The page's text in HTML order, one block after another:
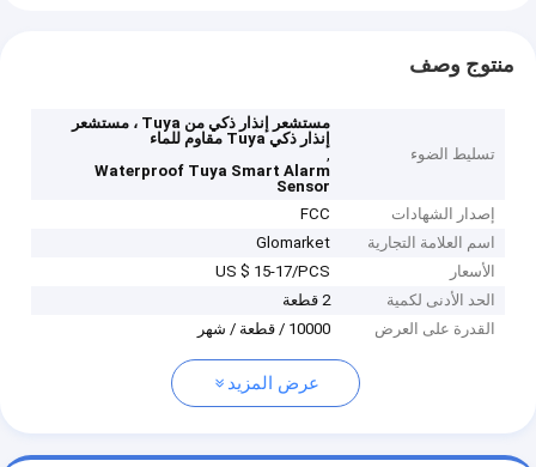
منتوج وصف
تسليط الضوء
مستشعر إنذار ذكي من Tuya ، مستشعر
إنذار ذكي Tuya مقاوم للماء
,
Waterproof Tuya Smart Alarm
Sensor
إصدار الشهادات
FCC
اسم العلامة التجارية
Glomarket
الأسعار
US $ 15-17/PCS
الحد الأدنى لكمية
2 قطعة
القدرة على العرض
10000 / قطعة / شهر
عرض المزيد